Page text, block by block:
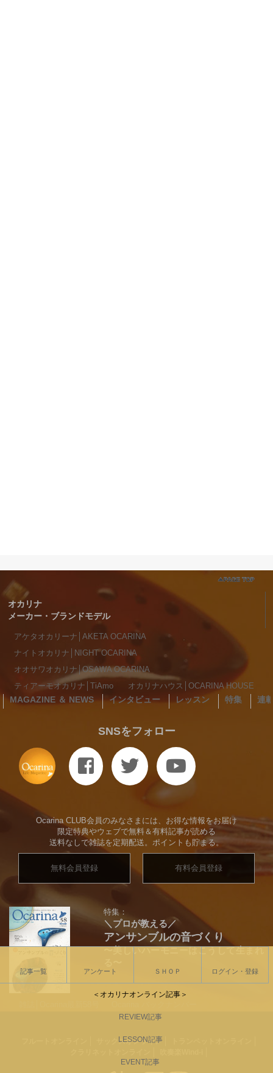
オカリナ
メーカー・ブランドモデル
アケタオカリーナ│AKETA OCARINA
ナイトオカリナ│NIGHT OCARINA
オオサワオカリナ│OSAWA OCARINA
ティアーモオカリナ│TiAmo
オカリナハウス│OCARINA HOUSE
MAGAZINE ＆ NEWS インタビュー レッスン 特集 連
SNSをフォロー
Ocarina CLUB会員のみなさまには、お得な情報をお届け
限定特典やウェブで無料＆有料記事が読める
送料なしで雑誌を定期配送。ポイントも貯まる。
無料会員登録 有料会員登録
特集：
＼プロが教える／
アンサンブルの音づくり
サックスオンライン
記事一覧 アンケート ＳＨＯＰ ログイン・登録
＜オカリナオンライン記事＞
REVIEW記事
LESSON記事
EVENT記事